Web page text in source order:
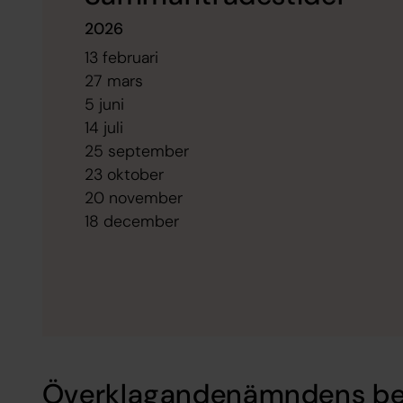
2026
13 februari
27 mars
5 juni
14 juli
25 september
23 oktober
20 november
18 december
Överklagandenämndens